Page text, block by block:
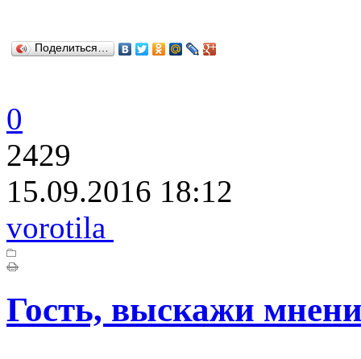
Поделиться…
0
2429
15.09.2016 18:12
vorotila
Гость, выскажи